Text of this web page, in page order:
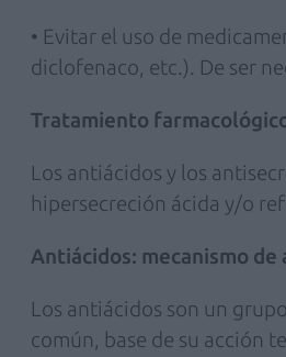
• Evitar el uso de
diclofenaco, etc.). De ser
Tratamiento
Los antiácidos y los
hipersecreción ácida y/o
Antiácidos: mecanismo de
Los antiácidos son un
común, base de su acción